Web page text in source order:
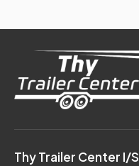
Thy Trailer Center I/S